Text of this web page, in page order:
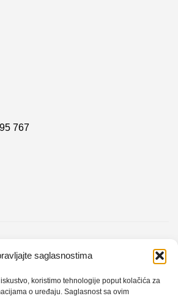
saglasnostima
koristimo tehnologije poput kolačića za
o uređaju. Saglasnost sa ovim
767